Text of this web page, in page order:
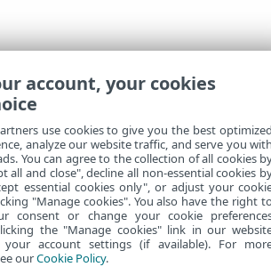
account, your cookies
use cookies to give you the best
analyze our website traffic, and serve you
You can agree to the collection of all cookies
all and close", decline all non-essential cookies
essential cookies only", or adjust your
"Manage cookies". You also have the right
consent or change your cookie
the "Manage cookies" link in our
account settings (if available). For
ourCookie Policy.